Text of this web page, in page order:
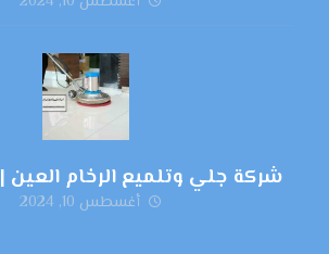
شركة جلي وتلميع الرخام العين |0545307678
أغسطس 10, 2024